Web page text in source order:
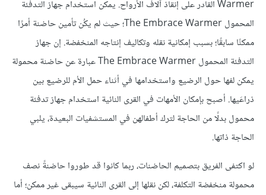
Warmer القادر على إنقاذ آلاف الأرواح. يمكن استخدام جهاز التدفئة
المحمول The Embrace Warmer؛ حيث لم يكُن تأمين حاضنة أمرًا
ممكنًا سابقًا؛ بسبب إمكانية نقله وتكاليف إنتاجه المنخفضة. إن جهاز
التدفئة المحمول The Embrace Warmer عبارة عن حاضنة محمولة
يمكن لفها حول الرضيع واستخدامها في أثناء حمل الأم للرضيع بين
ذراعَيها. أصبح بإمكان الأمهات في القرى النائية استخدام جهاز تدفئة
محمول بدلًا من الحاجة لترك أطفالهن في المستشفيات البعيدة، يلبي
الحاجة ذاتها.
لو اكتفى الفريق بتصميم الحاضنات، ربما كانوا قد طوروا حاضنةً نصف
محمولة منخفضة التكلفة، لكن نقلها إلى القرى النائية سيبقى غير ممكن؛ أما